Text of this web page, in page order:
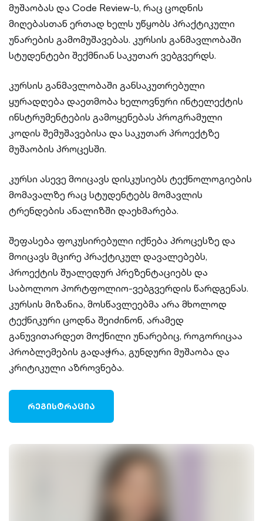
მუშაობას და Code Review-ს, რაც ცოდნის
მიღებასთან ერთად ხელს უწყობს პრაქტიკული
უნარების გამომუშავებას. კურსის განმავლობაში
სტუდენტები შექმნიან საკუთარ ვებგვერდს.
კურსის განმავლობაში განსაკუთრებული
ყურადღება დაეთმობა ხელოვნური ინტელექტის
ინსტრუმენტების გამოყენებას პროგრამული
კოდის შემუშავებისა და საკუთარ პროექტზე
მუშაობის პროცესში.
კურსი ასევე მოიცავს დისკუსიებს ტექნოლოგიების
მომავალზე რაც სტუდენტებს მომავლის
ტრენდების ანალიზში დაეხმარება.
შეფასება ფოკუსირებული იქნება პროცესზე და
მოიცავს მცირე პრაქტიკულ დავალებებს,
პროექტის შუალედურ პრეზენტაციებს და
საბოლოო პორტფოლიო-ვებგვერდის წარდგენას.
კურსის მიზანია, მოსწავლეებმა არა მხოლოდ
ტექნიკური ცოდნა შეიძინონ, არამედ
განუვითარდეთ მოქნილი უნარებიც, როგორიცაა
პრობლემების გადაჭრა, გუნდური მუშაობა და
კრიტიკული აზროვნება.
ᲠᲔᲒᲘᲡᲢᲠᲐᲪᲘᲐ